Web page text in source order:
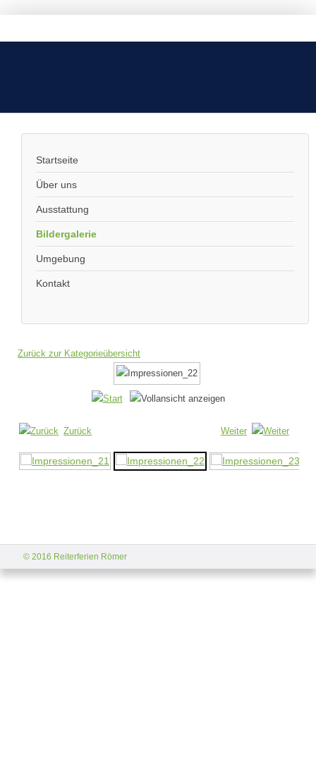
Startseite
Über uns
Ausstattung
Bildergalerie
Umgebung
Kontakt
Zurück zur Kategorieübersicht
Zurück Weiter
© 2016 Reiterferien Römer